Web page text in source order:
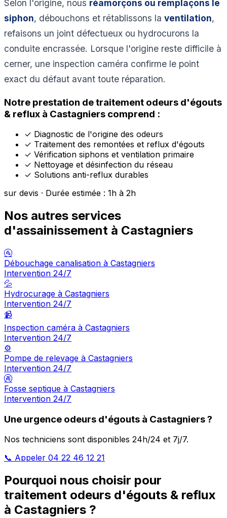
Selon l'origine, nous réamorçons ou remplaçons le
siphon, débouchons et rétablissons la ventilation,
refaisons un joint défectueux ou hydrocurons la
conduite encrassée. Lorsque l'origine reste difficile à
cerner, une inspection caméra confirme le point
exact du défaut avant toute réparation.
Notre prestation de traitement odeurs d'égouts
& reflux à Castagniers comprend :
✓ Diagnostic de l'origine des odeurs
✓ Traitement des remontées et reflux d'égouts
✓ Vérification siphons et ventilation primaire
✓ Nettoyage et désinfection du réseau
✓ Solutions anti-reflux durables
sur devis · Durée estimée : 1h à 2h
Nos autres services
d'assainissement à Castagniers
🚰
Débouchage canalisation à Castagniers
Intervention 24/7
💦
Hydrocurage à Castagniers
Intervention 24/7
📹
Inspection caméra à Castagniers
Intervention 24/7
⚙️
Pompe de relevage à Castagniers
Intervention 24/7
🚱
Fosse septique à Castagniers
Intervention 24/7
Une urgence odeurs d'égouts à Castagniers ?
Nos techniciens sont disponibles 24h/24 et 7j/7.
📞 Appeler 04 22 46 12 21
Pourquoi nous choisir pour
traitement odeurs d'égouts & reflux
à Castagniers ?